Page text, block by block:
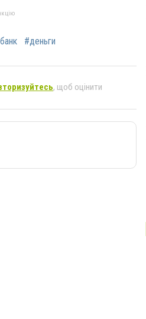
#деньги
, щоб оцінити